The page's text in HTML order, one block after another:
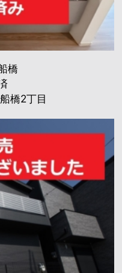
橋
橋2丁目